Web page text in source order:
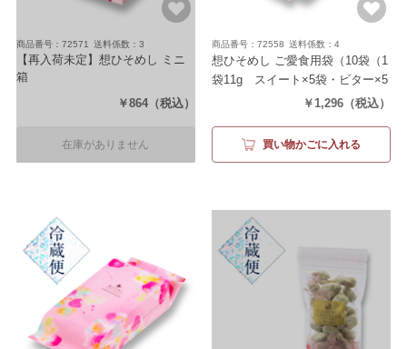
商品番号：72571 送料係数：3
【再入荷未定】想ひそめし ミニ
箱
（6袋（1袋11g スイート×3袋・ビ
￥864 （税込）
在庫がありません
商品番号：72558 送料係数：4
想ひそめし ご愛食用袋（10袋（1
袋11g スイート×5袋・ビター×5
￥1,296 （税込）
買い物かごに入れる